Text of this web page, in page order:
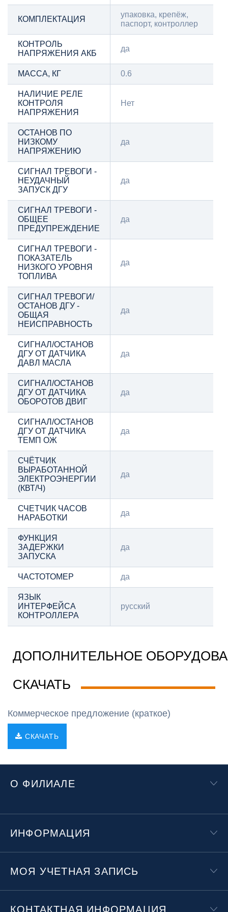
КОМПЛЕКТАЦИЯ
упаковка, крепёж,
паспорт, контроллер
КОНТРОЛЬ
НАПРЯЖЕНИЯ АКБ
да
МАССА, КГ 0.6
НАЛИЧИЕ РЕЛЕ
КОНТРОЛЯ
НАПРЯЖЕНИЯ
Нет
ОСТАНОВ ПО
НИЗКОМУ
НАПРЯЖЕНИЮ
да
СИГНАЛ ТРЕВОГИ -
НЕУДАЧНЫЙ
ЗАПУСК ДГУ
да
СИГНАЛ ТРЕВОГИ -
ОБЩЕЕ
ПРЕДУПРЕЖДЕНИЕ
да
СИГНАЛ ТРЕВОГИ -
ПОКАЗАТЕЛЬ
НИЗКОГО УРОВНЯ
ТОПЛИВА
да
СИГНАЛ ТРЕВОГИ/
ОСТАНОВ ДГУ -
ОБЩАЯ
НЕИСПРАВНОСТЬ
да
СИГНАЛ/ОСТАНОВ
ДГУ ОТ ДАТЧИКА
ДАВЛ МАСЛА
да
СИГНАЛ/ОСТАНОВ
ДГУ ОТ ДАТЧИКА
ОБОРОТОВ ДВИГ
да
СИГНАЛ/ОСТАНОВ
ДГУ ОТ ДАТЧИКА
ТЕМП ОЖ
да
СЧЁТЧИК
ВЫРАБОТАННОЙ
ЭЛЕКТРОЭНЕРГИИ
(КВТ/Ч)
да
СЧЕТЧИК ЧАСОВ
НАРАБОТКИ
да
ФУНКЦИЯ
ЗАДЕРЖКИ
ЗАПУСКА
да
ЧАСТОТОМЕР да
ЯЗЫК
ИНТЕРФЕЙСА
КОНТРОЛЛЕРА
русский
ДОПОЛНИТЕЛЬНОЕ
СКАЧАТЬ
Коммерческое предложение (краткое)
СКАЧАТЬ
О ФИЛИАЛЕ
ИНФОРМАЦИЯ
МОЯ УЧЕТНАЯ ЗАПИСЬ
КОНТАКТНАЯ ИНФОРМАЦИЯ